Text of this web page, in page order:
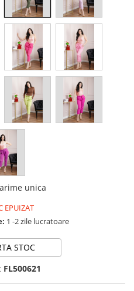
unica
EPUIZAT
1 -2 zile lucratoare
STOC
FL500621